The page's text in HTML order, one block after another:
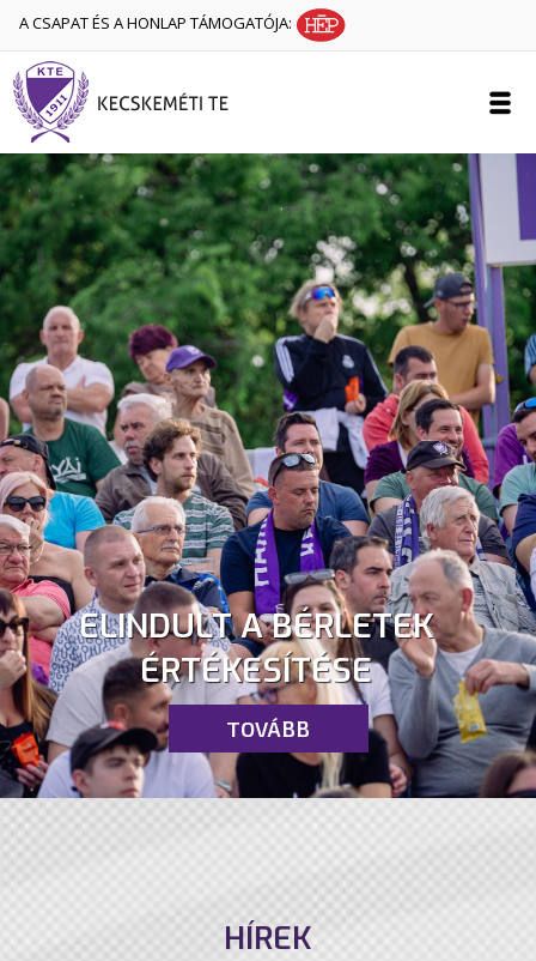
A CSAPAT ÉS A HONLAP TÁMOGATÓJA:
ELINDULT A BÉRLETEK
ÉRTÉKESÍTÉSE
TOVÁBB
HÍREK